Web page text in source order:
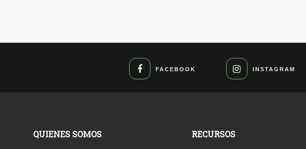
FACEBOOK INSTAGRAM
QUIENES SOMOS RECURSOS